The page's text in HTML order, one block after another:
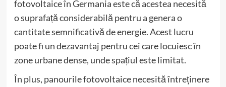
fotovoltaice în Germania este că acestea necesită
o suprafață considerabilă pentru a genera o
cantitate semnificativă de energie. Acest lucru
poate fi un dezavantaj pentru cei care locuiesc în
zone urbane dense, unde spațiul este limitat.
În plus, panourile fotovoltaice necesită întreținere